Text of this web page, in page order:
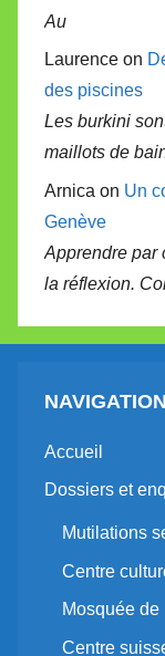
Au
Laurence on
des piscines
Les burkini
maillots de
Arnica on Un
Genève
Apprendre par
la réflexion.
NAVIGATION
Accueil
Dossiers et
Mutilations
Centre
Mosquée
Centre